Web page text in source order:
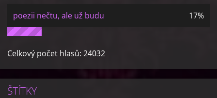
poezii nečtu, ale už budu 17%
Celkový počet hlasů: 24032
ŠTÍTKY